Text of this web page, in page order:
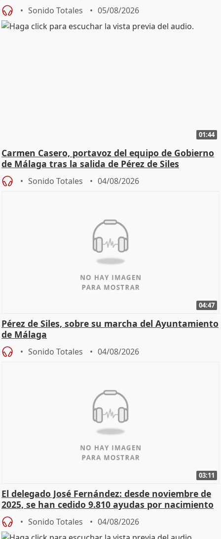
Sonido Totales 05/08/2026
01:44
Carmen Casero, portavoz del equipo de Gobierno
de Málaga tras la salida de Pérez de Siles
Sonido Totales 04/08/2026
04:47
Pérez de Siles, sobre su marcha del Ayuntamiento
de Málaga
Sonido Totales 04/08/2026
03:11
El delegado José Fernández: desde noviembre de
2025, se han cedido 9.810 ayudas por nacimiento
Sonido Totales 04/08/2026